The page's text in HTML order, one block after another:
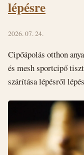
lépésre
2026. 07. 24.
Cipőápolás otthon
és mesh sportcipő
szárítása lépésről